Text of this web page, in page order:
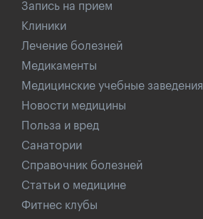
Запись на прием
Клиники
Лечение болезней
Медикаменты
Медицинские учебные заведения
Новости медицины
Польза и вред
Санатории
Справочник болезней
Статьи о медицине
Фитнес клубы